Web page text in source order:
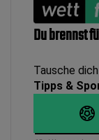
Du brennst
Tausche
Tipps &